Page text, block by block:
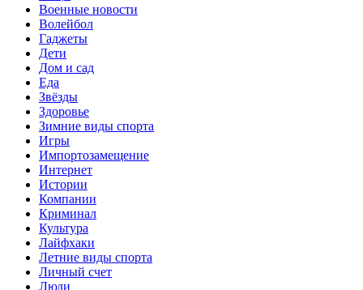
Военные новости
Волейбол
Гаджеты
Дети
Дом и сад
Еда
Звёзды
Здоровье
Зимние виды спорта
Игры
Импортозамещение
Интернет
Истории
Компании
Криминал
Культура
Лайфхаки
Летние виды спорта
Личный счет
Люди